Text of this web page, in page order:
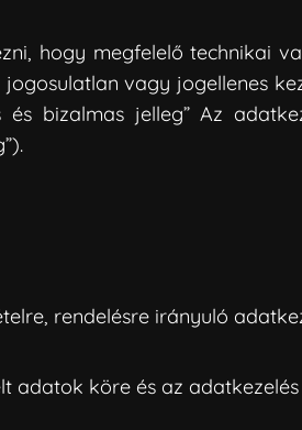
hogy megfelelő technikai
vagy jogellenes
és bizalmas jelleg” Az
rendelésre irányuló
adatok köre és az